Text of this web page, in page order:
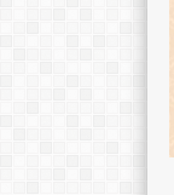
Janiba Fabanyo,
Guru